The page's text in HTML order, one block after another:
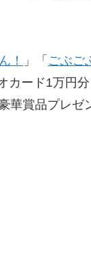
！ 」「 ごぶご
カード1万円
華賞品プレゼ